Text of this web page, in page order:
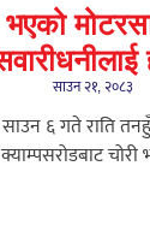
भएको
साउन २१, २०८३
६ गते राति
क्याम्पसरोडबाट चोरी